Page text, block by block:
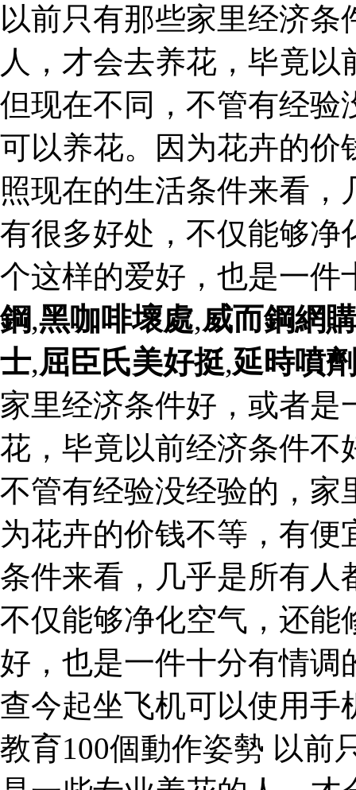
以前只有那些家里经济
人，才会去养花，毕竟
但现在不同，不管有经验
可以养花。因为花卉的价
照现在的生活条件来看
有很多好处，不仅能够净
个这样的爱好，也是一
鋼,黑咖啡壞處,威而鋼網購
士,屈臣氏美好挺,延時噴
家里经济条件好，或者
花，毕竟以前经济条件不
不管有经验没经验的，家
为花卉的价钱不等，有
条件来看，几乎是所有人
不仅能够净化空气，还能
好，也是一件十分有情调
查今起坐飞机可以使用手
教育100個動作姿勢 以前